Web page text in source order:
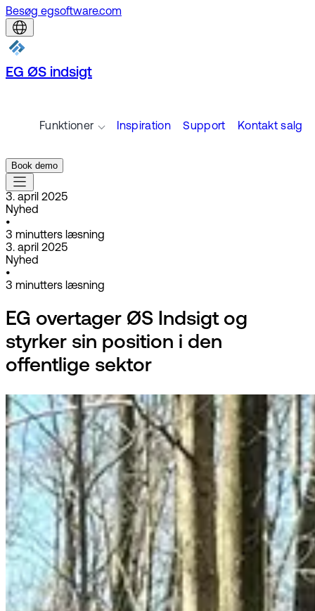
Besøg egsoftware.com
EG ØS indsigt
Funktioner Inspiration Support Kontakt salg
Book demo
3. april 2025
Nyhed
•
3 minutters læsning
3. april 2025
Nyhed
•
3 minutters læsning
EG overtager ØS Indsigt og
styrker sin position i den
offentlige sektor